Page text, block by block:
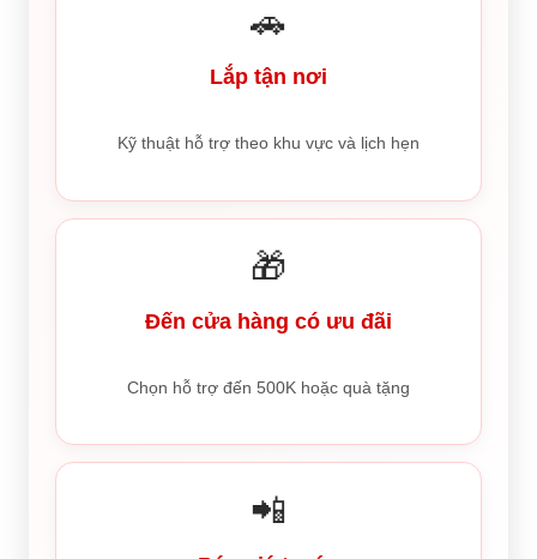
🚗
Lắp tận nơi
Kỹ thuật hỗ trợ theo khu vực và lịch hẹn
🎁
Đến cửa hàng có ưu đãi
Chọn hỗ trợ đến 500K hoặc quà tặng
📲